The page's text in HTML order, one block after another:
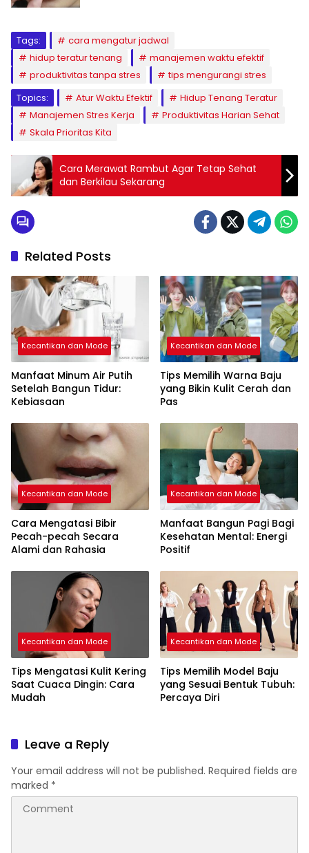
Tags:
cara mengatur jadwal
hidup teratur tenang
manajemen waktu efektif
produktivitas tanpa stres
tips mengurangi stres
Topics:
Atur Waktu Efektif
Hidup Tenang Teratur
Manajemen Stres Kerja
Produktivitas Harian Sehat
Skala Prioritas Kita
Cara Merawat Rambut Agar Tetap Sehat
dan Berkilau Sekarang
Related Posts
Kecantikan dan Mode
Manfaat Minum Air Putih
Setelah Bangun Tidur:
Kebiasaan
Kecantikan dan Mode
Tips Memilih Warna Baju
yang Bikin Kulit Cerah dan
Pas
Kecantikan dan Mode
Cara Mengatasi Bibir
Pecah-pecah Secara
Alami dan Rahasia
Kecantikan dan Mode
Manfaat Bangun Pagi Bagi
Kesehatan Mental: Energi
Positif
Kecantikan dan Mode
Tips Mengatasi Kulit Kering
Saat Cuaca Dingin: Cara
Mudah
Kecantikan dan Mode
Tips Memilih Model Baju
yang Sesuai Bentuk Tubuh:
Percaya Diri
Leave a Reply
Your email address will not be published. Required fields are
marked *